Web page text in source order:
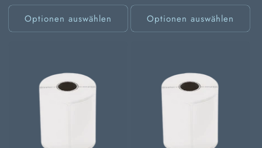
Optionen auswählen Optionen auswählen